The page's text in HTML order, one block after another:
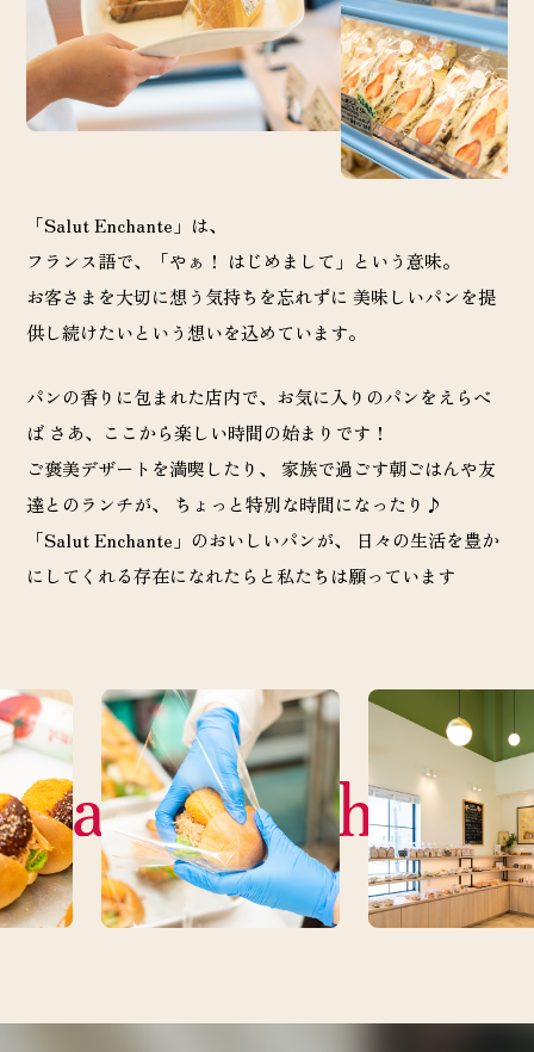
「Salut Enchante」は、
フランス語で、「やぁ！ はじめまして」という意味。
お客さまを大切に想う気持ちを忘れずに 美味しいパンを提
供し続けたいという想いを込めています。
パンの香りに包まれた店内で、お気に入りのパンをえらべ
ば さあ、ここから楽しい時間の始まりです！
ご褒美デザートを満喫したり、
家族で過ごす朝ごはんや友
達とのランチが、 ちょっと特別な時間になったり♪
「Salut Enchante」のおいしいパンが、 日々の生活を豊か
にしてくれる存在になれたらと私たちは願っています